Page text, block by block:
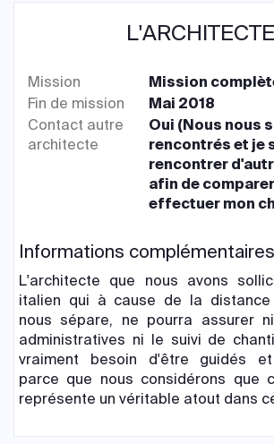
L'ARCHITECTE
Mission
Mission
Fin de mission
Mai 2018
Contact autre
architecte
Oui (Nous nous
rencontrés et je
rencontrer
afin de
effectuer mon
Informations complémentaires
L'architecte que nous avons
italien qui à cause de la distance
nous sépare, ne pourra assurer
administratives ni le suivi de
vraiment besoin d'être guidés et
parce que nous considérons que
représente un véritable atout dans